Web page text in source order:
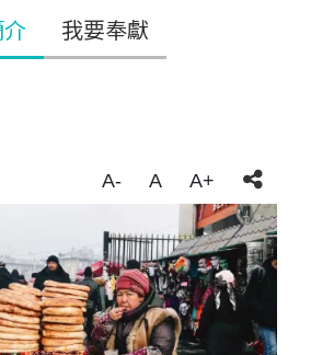
介 我要奉獻
A- A A+